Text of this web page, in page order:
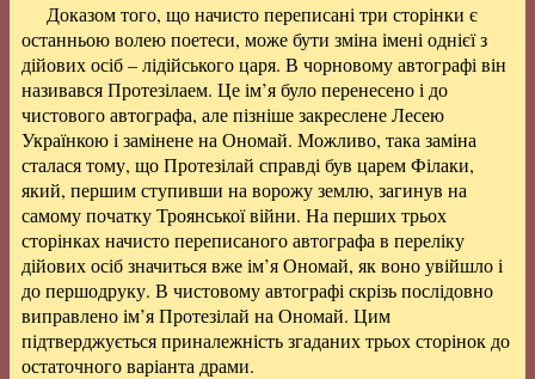
Доказом того, що начисто переписані три сторінки є
останньою волею поетеси, може бути зміна імені однієї з
дійових осіб – лідійського царя. В чорновому автографі він
називався Протезілаем. Це ім’я було перенесено і до
чистового автографа, але пізніше закреслене Лесею
Українкою і замінене на Ономай. Можливо, така заміна
сталася тому, що Протезілай справді був царем Філаки,
який, першим ступивши на ворожу землю, загинув на
самому початку Троянської війни. На перших трьох
сторінках начисто переписаного автографа в переліку
дійових осіб значиться вже ім’я Ономай, як воно увійшло і
до першодруку. В чистовому автографі скрізь послідовно
виправлено ім’я Протезілай на Ономай. Цим
підтверджується приналежність згаданих трьох сторінок до
остаточного варіанта драми.